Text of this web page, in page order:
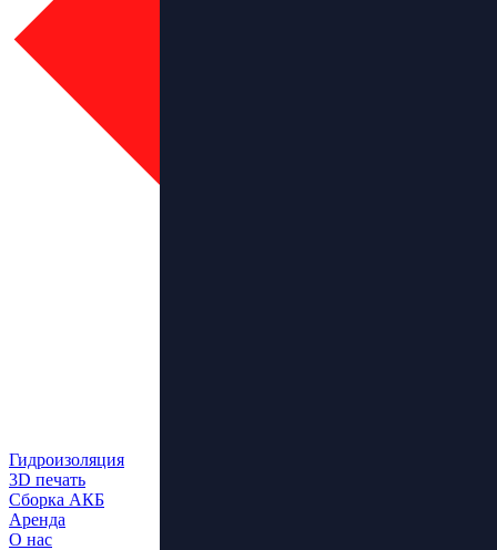
Гидроизоляция
3D печать
Сборка АКБ
Аренда
О нас